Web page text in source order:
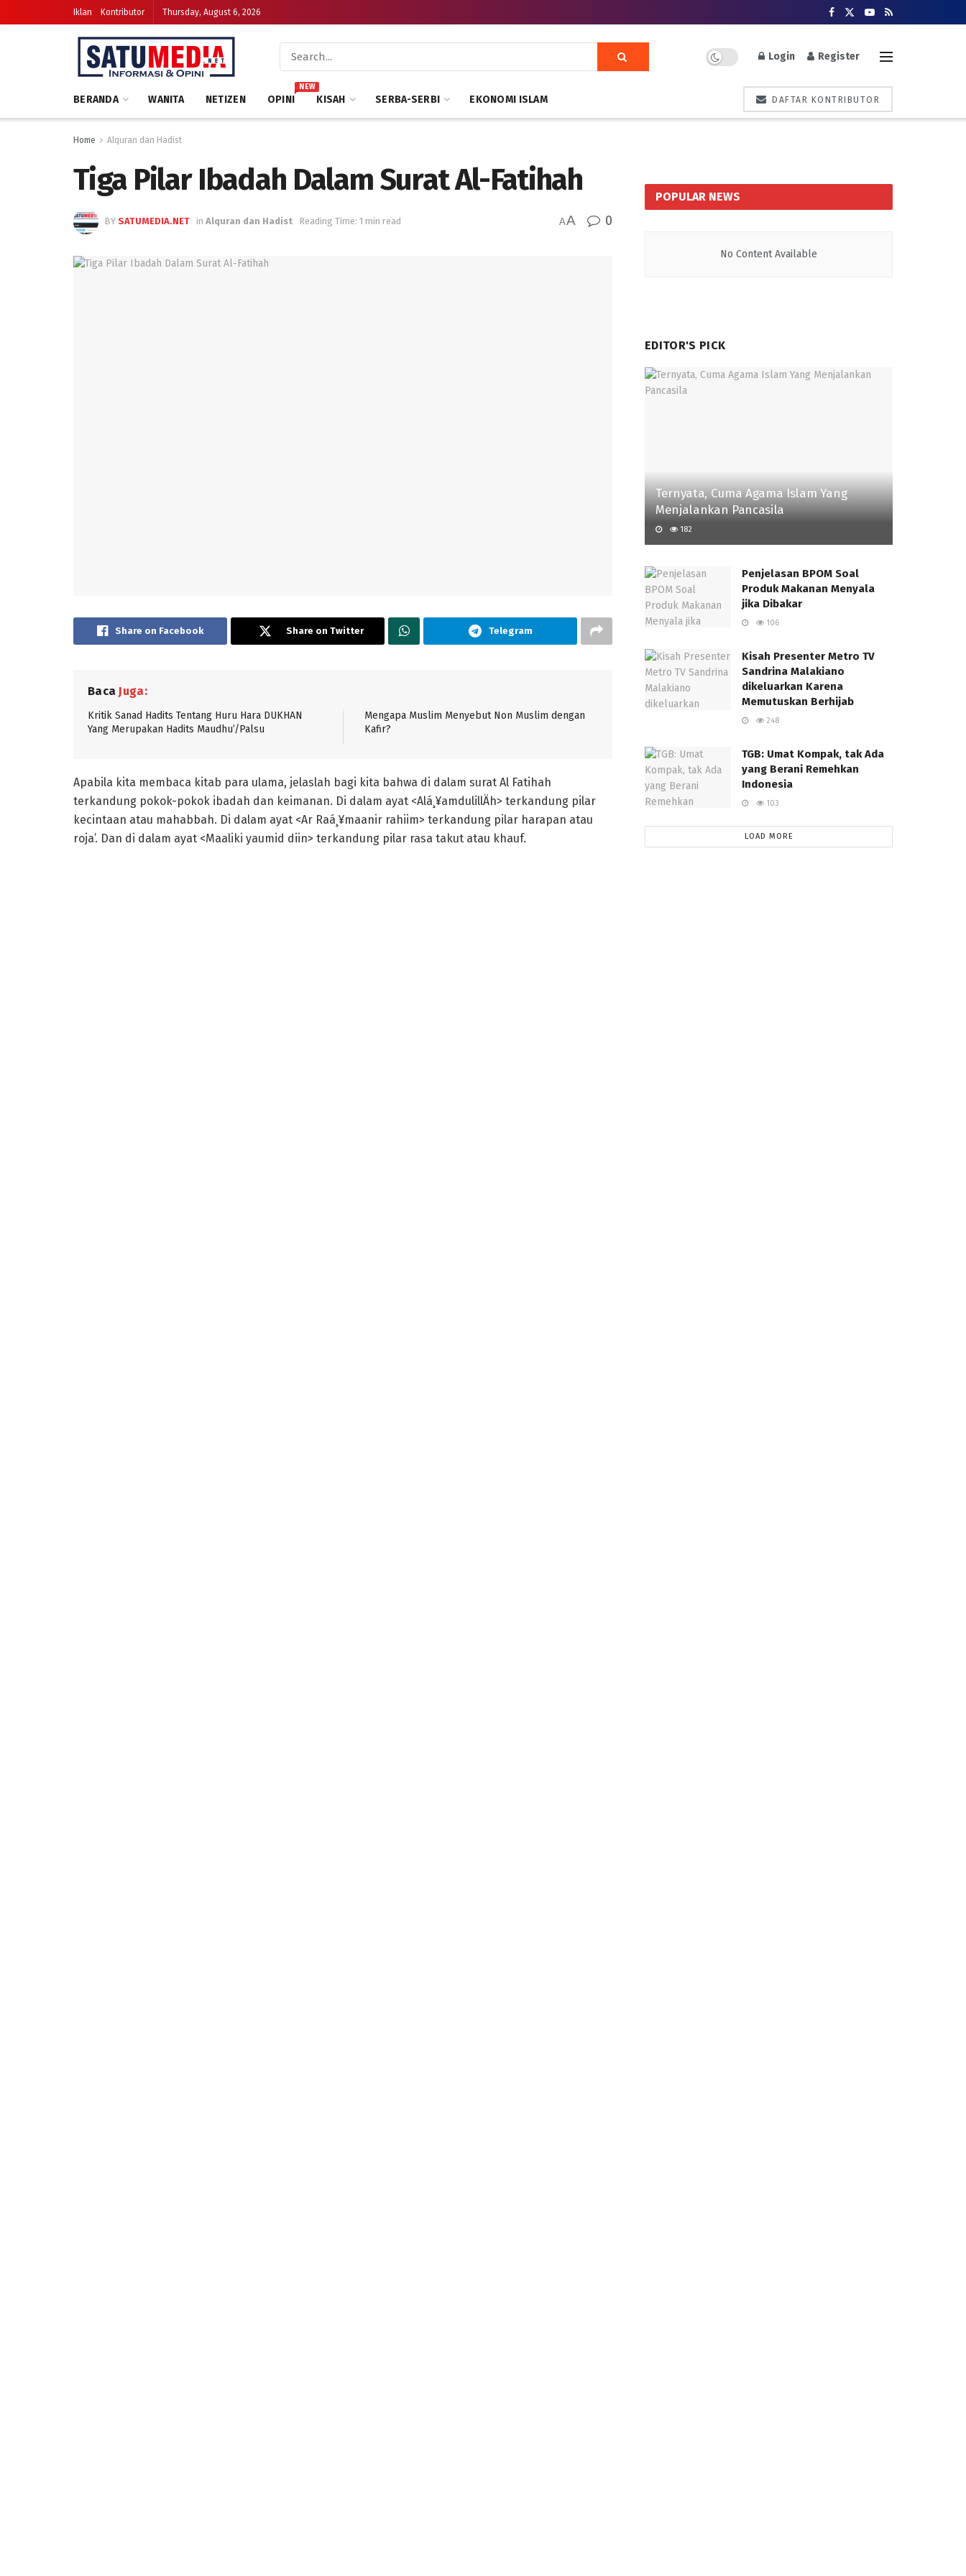
Iklan Kontributor Thursday, August 6, 2026
Login Register
BERANDA WANITA NETIZEN OPINI
NEW
KISAH SERBA-SERBI EKONOMI ISLAM DAFTAR KONTRIBUTOR
Home Alquran dan Hadist
Tiga Pilar Ibadah Dalam Surat Al-Fatihah
BY SATUMEDIA.NET in Alquran dan Hadist Reading Time: 1 min read AA 0
Share on Facebook Share on Twitter Telegram
Baca Juga:
Kritik Sanad Hadits Tentang Huru Hara DUKHAN
Yang Merupakan Hadits Maudhu’/Palsu
Mengapa Muslim Menyebut Non Muslim dengan
Kafir?
Apabila kita membaca kitab para ulama, jelaslah bagi kita bahwa di dalam surat Al Fatihah
terkandung pokok-pokok ibadah dan keimanan. Di dalam ayat <Alá¸¥amdulillÄh> terkandung pilar
kecintaan atau mahabbah. Di dalam ayat <Ar Raá¸¥maanir rahiim> terkandung pilar harapan atau
roja’. Dan di dalam ayat <Maaliki yaumid diin> terkandung pilar rasa takut atau khauf.
POPULAR NEWS
No Content Available
EDITOR'S PICK
Ternyata, Cuma Agama Islam Yang
Menjalankan Pancasila
182
Penjelasan BPOM Soal
Produk Makanan Menyala
jika Dibakar
106
Kisah Presenter Metro TV
Sandrina Malakiano
dikeluarkan Karena
Memutuskan Berhijab
248
TGB: Umat Kompak, tak Ada
yang Berani Remehkan
Indonesia
103
LOAD MORE